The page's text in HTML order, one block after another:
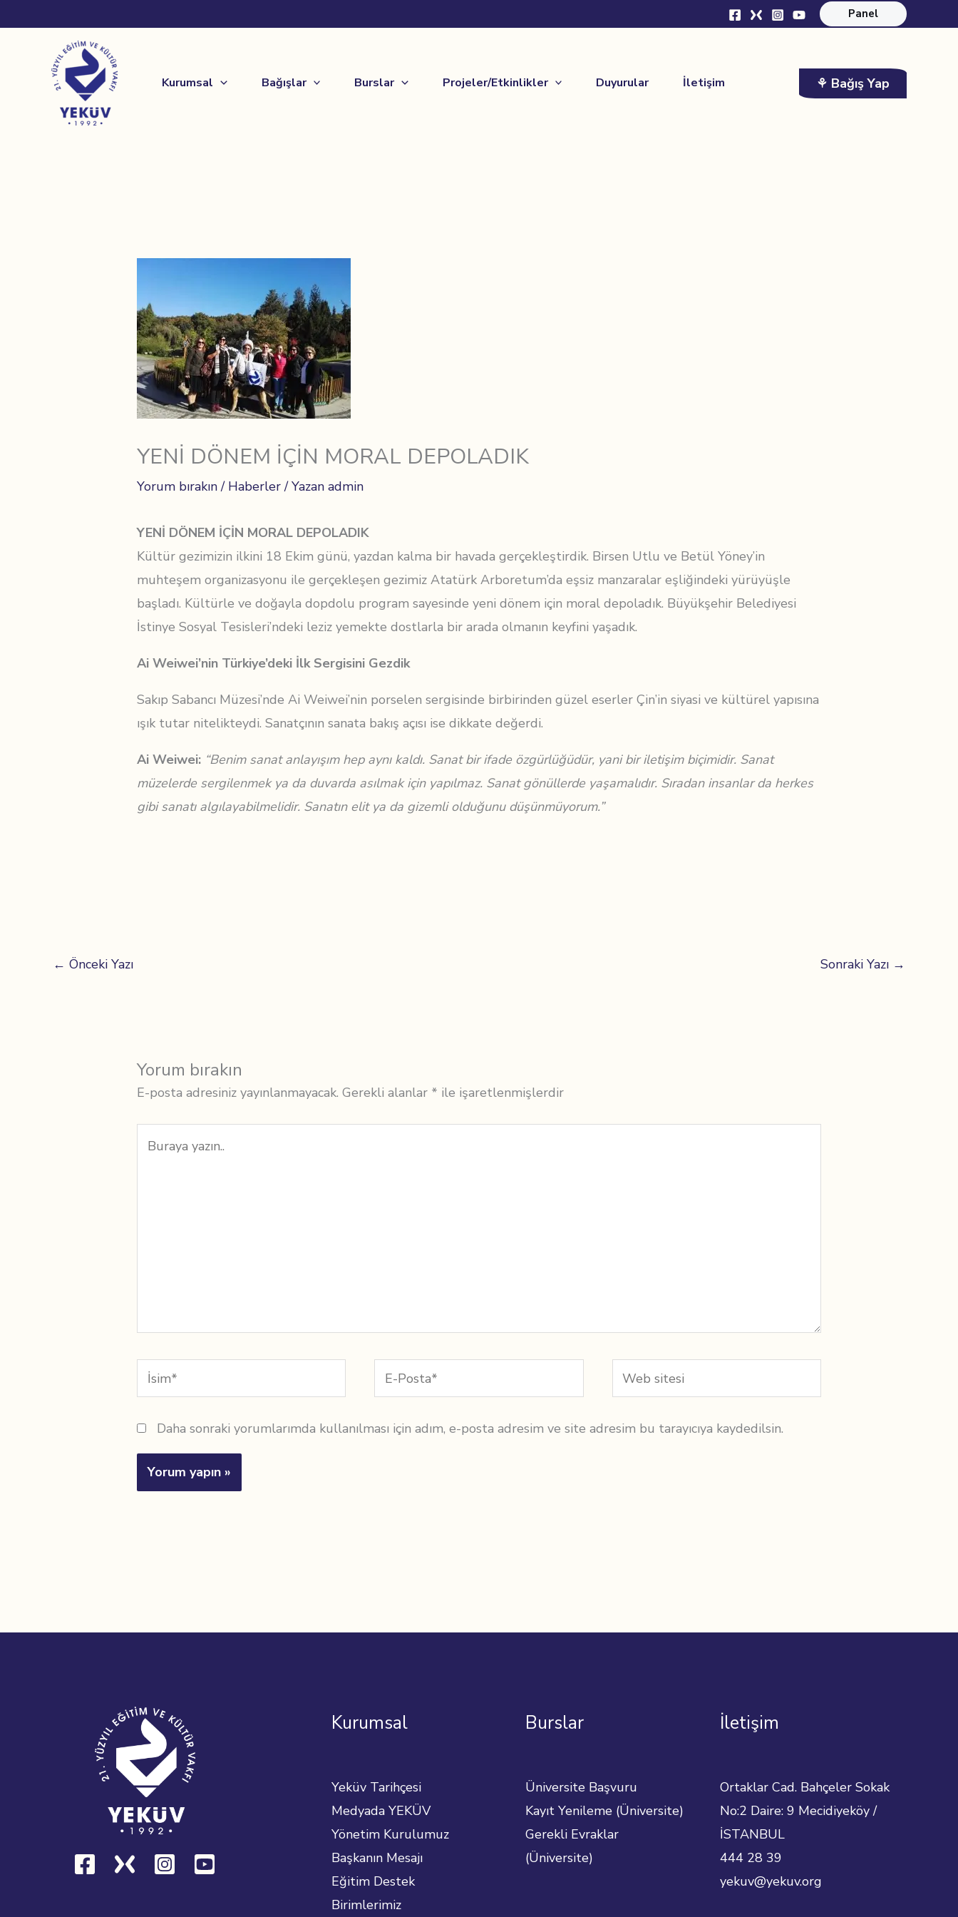
Panel
Kurumsal Bağışlar Burslar Projeler/Etkinlikler Duyurular İletişim ⚘ Bağış Yap
YENİ DÖNEM İÇİN MORAL DEPOLADIK
Yorum bırakın / Haberler/ Yazan admin
YENİ DÖNEM İÇİN MORAL DEPOLADIK
Kültür gezimizin ilkini 18 Ekim günü, yazdan kalma bir havada gerçekleştirdik. Birsen Utlu ve Betül Yöney’in
muhteşem organizasyonu ile gerçekleşen gezimiz Atatürk Arboretum’da eşsiz manzaralar eşliğindeki yürüyüşle
başladı. Kültürle ve doğayla dopdolu program sayesinde yeni dönem için moral depoladık. Büyükşehir Belediyesi
İstinye Sosyal Tesisleri’ndeki leziz yemekte dostlarla bir arada olmanın keyfini yaşadık.
Ai Weiwei’nin Türkiye’deki İlk Sergisini Gezdik
Sakıp Sabancı Müzesi’nde Ai Weiwei’nin porselen sergisinde birbirinden güzel eserler Çin’in siyasi ve kültürel yapısına
ışık tutar nitelikteydi. Sanatçının sanata bakış açısı ise dikkate değerdi.
Ai Weiwei: “Benim sanat anlayışım hep aynı kaldı. Sanat bir ifade özgürlüğüdür, yani bir iletişim biçimidir. Sanat
müzelerde sergilenmek ya da duvarda asılmak için yapılmaz. Sanat gönüllerde yaşamalıdır. Sıradan insanlar da herkes
gibi sanatı algılayabilmelidir. Sanatın elit ya da gizemli olduğunu düşünmüyorum.”
← Önceki Yazı Sonraki Yazı →
Yorum bırakın
E-posta adresiniz yayınlanmayacak. Gerekli alanlar * ile işaretlenmişlerdir
İsim*
E-
Posta*
Web
sitesi
Daha sonraki yorumlarımda kullanılması için adım, e-posta adresim ve site adresim bu tarayıcıya kaydedilsin.
Kurumsal
Yeküv Tarihçesi
Medyada YEKÜV
Yönetim Kurulumuz
Başkanın Mesajı
Eğitim Destek
Birimlerimiz
Burslar
Üniversite Başvuru
Kayıt Yenileme (Üniversite)
Gerekli Evraklar
(Üniversite)
İletişim
Ortaklar Cad. Bahçeler Sokak
No:2 Daire: 9 Mecidiyeköy /
İSTANBUL
444 28 39
yekuv@yekuv.org